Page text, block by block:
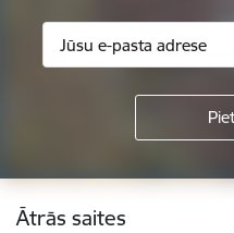
Kājene
Ātrās saites